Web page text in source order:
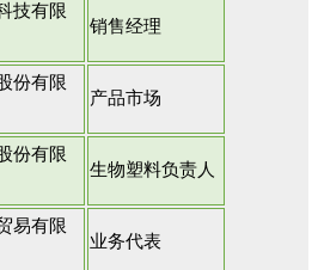
技有限
销售经理
份有限
产品市场
份有限
生物塑料负责人
易有限
业务代表